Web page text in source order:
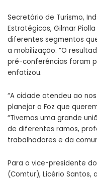
Secretário de Turismo,
Estratégicos, Gilmar
diferentes segmentos
a mobilização. “O
pré-conferências foram
enfatizou.
“A cidade atendeu ao
planejar a Foz que
“Tivemos uma grande
de diferentes ramos,
trabalhadores e da
Para o vice-presidente
(Comtur), Licério